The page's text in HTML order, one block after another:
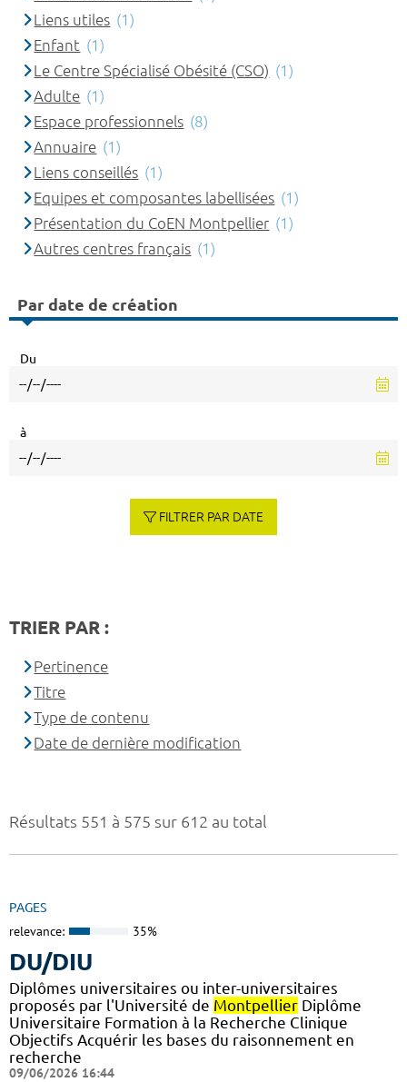
Résultats 551 à 575 sur 612 au total
PAGES
relevance: 35%
DU/DIU
Diplômes universitaires ou inter-universitaires
proposés par l'Université de Montpellier Diplôme
Universitaire Formation à la Recherche Clinique
Objectifs Acquérir les bases du raisonnement en
recherche
09/06/2026 16:44
Liens utiles (1)
Enfant (1)
Le Centre Spécialisé Obésité (CSO) (1)
Adulte (1)
Espace professionnels (8)
Annuaire (1)
Liens conseillés (1)
Equipes et composantes labellisées (1)
Présentation du CoEN Montpellier (1)
Autres centres français (1)
Par date de création
Du
à
FILTRER PAR DATE
TRIER PAR :
Pertinence
Titre
Type de contenu
Date de dernière modification